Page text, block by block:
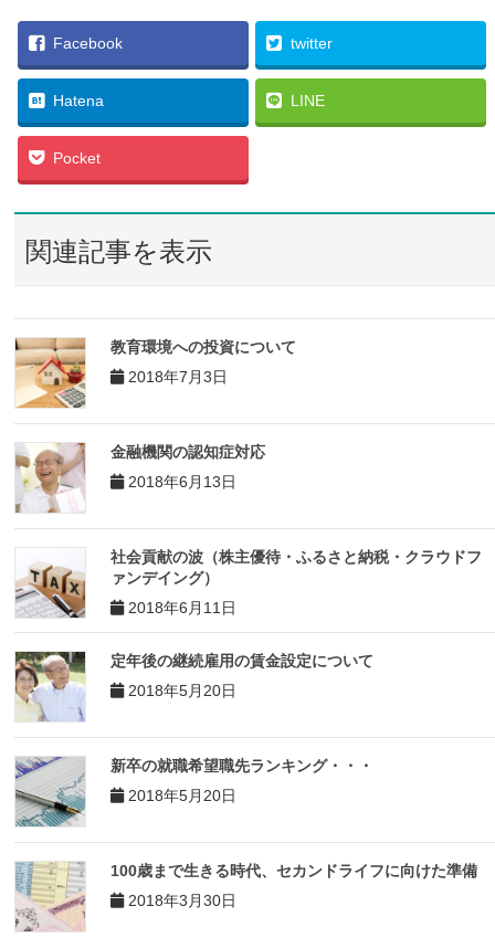
Facebook twitter
Hatena LINE
Pocket
関連記事を表示
教育環境への投資について
2018年7月3日
金融機関の認知症対応
2018年6月13日
社会貢献の波（株主優待・ふるさと納税・クラウドフ
ァンデイング）
2018年6月11日
定年後の継続雇用の賃金設定について
2018年5月20日
新卒の就職希望職先ランキング・・・
2018年5月20日
100歳まで生きる時代、セカンドライフに向けた準備
2018年3月30日